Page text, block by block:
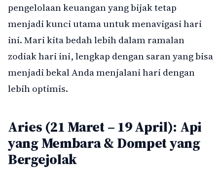
pengelolaan keuangan yang bijak tetap
menjadi kunci utama untuk menavigasi hari
ini. Mari kita bedah lebih dalam ramalan
zodiak hari ini, lengkap dengan saran yang bisa
menjadi bekal Anda menjalani hari dengan
lebih optimis.
Aries (21 Maret – 19 April): Api
yang Membara & Dompet yang
Bergejolak